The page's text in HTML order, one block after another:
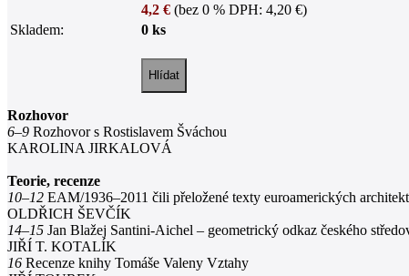
4,2 € (bez 0 % DPH: 4,20 €)
Skladem:
0 ks
Rozhovor
6–9 Rozhovor s Rostislavem Šváchou
KAROLINA JIRKALOVÁ
Teorie, recenze
10–12 EAM/1936–2011 čili přeložené texty euroamerických
OLDŘICH ŠEVČÍK
14–15 Jan Blažej Santini-Aichel – geometrický odkaz českého
JIŘÍ T. KOTALÍK
16 Recenze knihy Tomáše Valeny Vztahy